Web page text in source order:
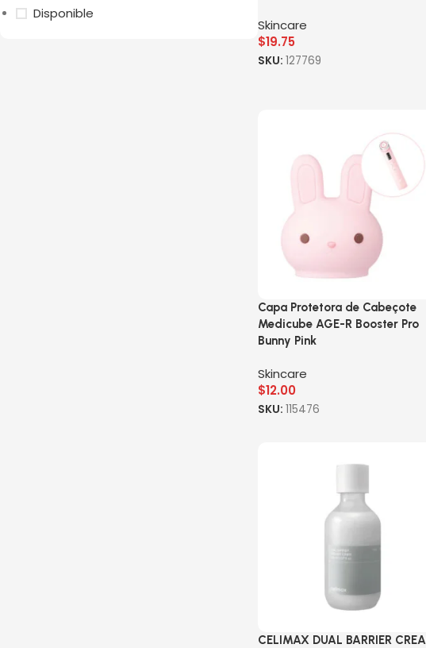
Disponible
Skincare
$19.75
SKU: 127769
Capa Protetora de Cabeçote
Medicube AGE-R Booster Pro
Bunny Pink
Skincare
$12.00
SKU: 115476
CELIMAX DUAL BARRIER